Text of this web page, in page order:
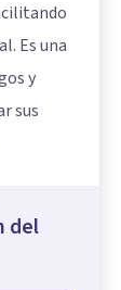
Es una
y
sus
del